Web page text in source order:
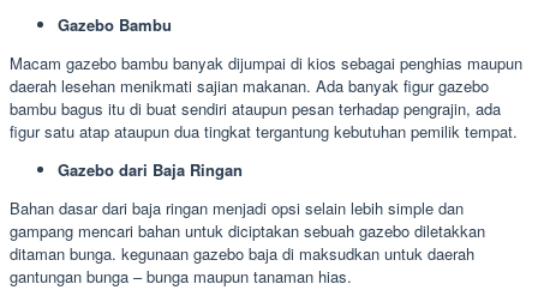
Gazebo Bambu
Macam gazebo bambu banyak dijumpai di kios sebagai penghias maupun
daerah lesehan menikmati sajian makanan. Ada banyak figur gazebo
bambu bagus itu di buat sendiri ataupun pesan terhadap pengrajin, ada
figur satu atap ataupun dua tingkat tergantung kebutuhan pemilik tempat.
Gazebo dari Baja Ringan
Bahan dasar dari baja ringan menjadi opsi selain lebih simple dan
gampang mencari bahan untuk diciptakan sebuah gazebo diletakkan
ditaman bunga. kegunaan gazebo baja di maksudkan untuk daerah
gantungan bunga – bunga maupun tanaman hias.